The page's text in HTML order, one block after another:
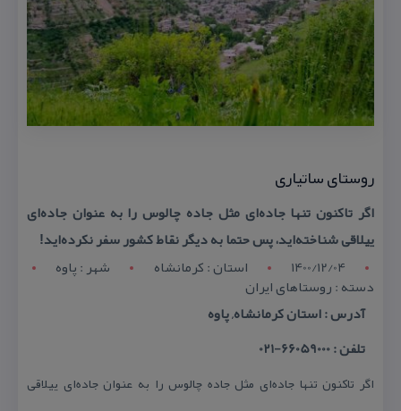
روستای ساتیاری
اگر تاكنون تنها جاده‌ای مثل جاده چالوس را به عنوان جاده‌ای
ییلاقی شناخته‌اید، پس حتما به دیگر نقاط كشور سفر نكرده‌اید!
1400/12/04
استان : کرمانشاه شهر : پاوه
دسته : روستاهای ایران
آدرس : استان كرمانشاه, پاوه
تلفن : 66059000-021
اگر تاكنون تنها جاده‌ای مثل جاده چالوس را به عنوان جاده‌ای ییلاقی